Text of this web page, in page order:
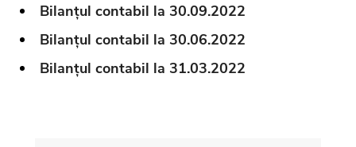
Bilanțul contabil la 30.09.2022
Bilanțul contabil la 30.06.2022
Bilanțul contabil la 31.03.2022